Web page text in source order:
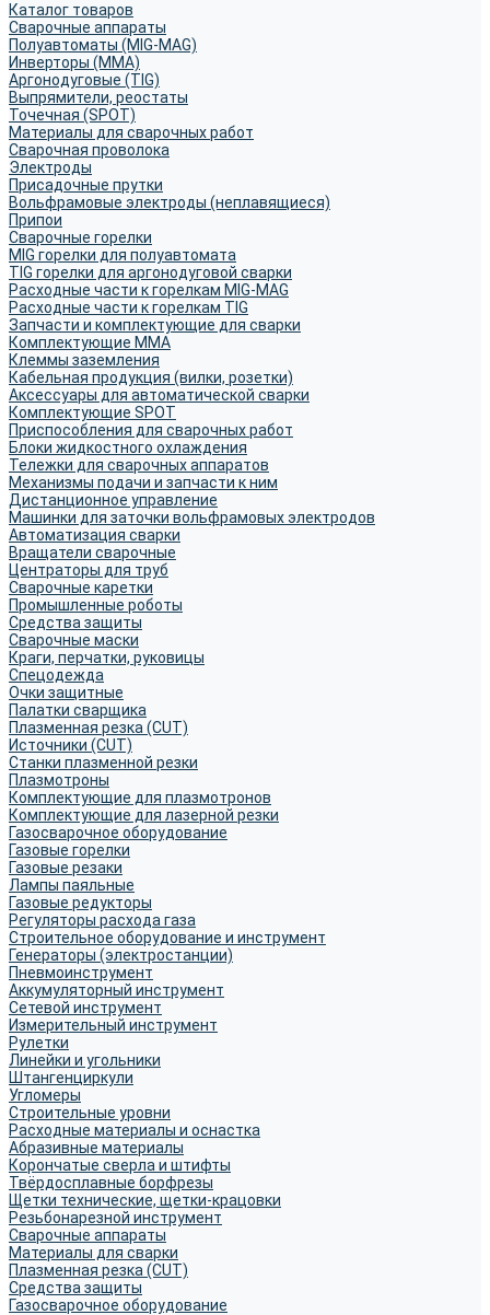
Каталог товаров
Сварочные аппараты
Полуавтоматы (MIG-MAG)
Инверторы (MMA)
Аргонодуговые (TIG)
Выпрямители, реостаты
Точечная (SPOT)
Материалы для сварочных работ
Сварочная проволока
Электроды
Присадочные прутки
Вольфрамовые электроды (неплавящиеся)
Припои
Сварочные горелки
MIG горелки для полуавтомата
TIG горелки для аргонодуговой сварки
Расходные части к горелкам MIG-MAG
Расходные части к горелкам TIG
Запчасти и комплектующие для сварки
Комплектующие ММА
Клеммы заземления
Кабельная продукция (вилки, розетки)
Аксессуары для автоматической сварки
Комплектующие SPOT
Приспособления для сварочных работ
Блоки жидкостного охлаждения
Тележки для сварочных аппаратов
Механизмы подачи и запчасти к ним
Дистанционное управление
Машинки для заточки вольфрамовых электродов
Автоматизация сварки
Вращатели сварочные
Центраторы для труб
Сварочные каретки
Промышленные роботы
Средства защиты
Сварочные маски
Краги, перчатки, руковицы
Спецодежда
Очки защитные
Палатки сварщика
Плазменная резка (CUT)
Источники (CUT)
Станки плазменной резки
Плазмотроны
Комплектующие для плазмотронов
Комплектующие для лазерной резки
Газосварочное оборудование
Газовые горелки
Газовые резаки
Лампы паяльные
Газовые редукторы
Регуляторы расхода газа
Строительное оборудование и инструмент
Генераторы (электростанции)
Пневмоинструмент
Аккумуляторный инструмент
Сетевой инструмент
Измерительный инструмент
Рулетки
Линейки и угольники
Штангенциркули
Угломеры
Строительные уровни
Расходные материалы и оснастка
Абразивные материалы
Корончатые сверла и штифты
Твёрдосплавные борфрезы
Щетки технические, щетки-крацовки
Резьбонарезной инструмент
Сварочные аппараты
Материалы для сварки
Плазменная резка (CUT)
Средства защиты
Газосварочное оборудование